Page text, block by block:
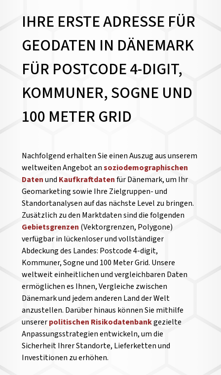
IHRE ERSTE ADRESSE FÜR
GEODATEN IN DÄNEMARK
FÜR POSTCODE 4-DIGIT,
KOMMUNER, SOGNE UND
100 METER GRID
Nachfolgend erhalten Sie einen Auszug aus unserem
weltweiten Angebot ansoziodemographischen
Datenund Kaufkraftdatenfür Dänemark, um Ihr
Geomarketing sowie Ihre Zielgruppen- und
Standortanalysen auf das nächste Level zu bringen.
Zusätzlich zu den Marktdaten sind die folgenden
Gebietsgrenzen (Vektorgrenzen, Polygone)
verfügbar in lückenloser und vollständiger
Abdeckung des Landes: Postcode 4-digit,
Kommuner, Sogne und 100 Meter Grid. Unsere
weltweit einheitlichen und vergleichbaren Daten
ermöglichen es Ihnen, Vergleiche zwischen
Dänemark und jedem anderen Land der Welt
anzustellen. Darüber hinaus können Sie mithilfe
unsererpolitischen Risikodatenbankgezielte
Anpassungsstrategien entwickeln, um die
Sicherheit Ihrer Standorte, Lieferketten und
Investitionen zu erhöhen.